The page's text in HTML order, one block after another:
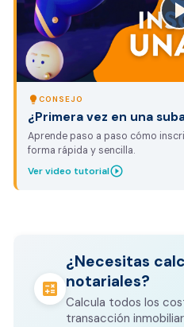
lightbulb CONSEJO
¿Primera vez en una
Aprende paso a paso cómo
forma rápida y sencilla.
Ver video tutorialplay_circle_outline
calculate
¿Necesitas
notariales?
Calcula todos los
transacción